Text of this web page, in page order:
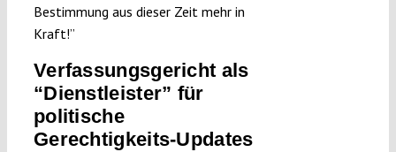
Bestimmung aus dieser Zeit mehr in
Kraft!”
Verfassungsgericht als
“Dienstleister” für
politische
Gerechtigkeits-Updates